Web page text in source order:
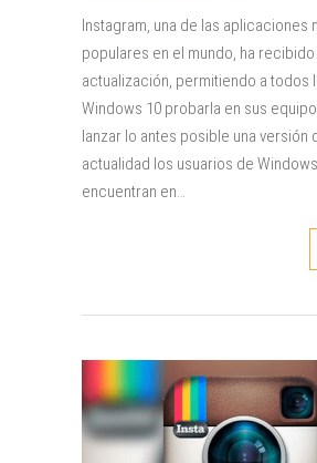
Instagram, una de las aplicaciones
populares en el mundo, ha recibido
actualización, permitiendo a todos
Windows 10 probarla en sus
lanzar lo antes posible una versión
actualidad los usuarios de
encuentran en…